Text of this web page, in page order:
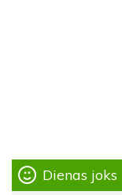
Dienas joks